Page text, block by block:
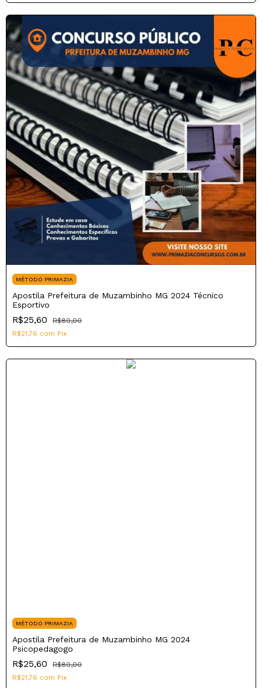
MÉTODO PRIMAZIA
Apostila Prefeitura de Muzambinho MG 2024 Técnico
Esportivo
R$25,60
R$80,00
R$21,76 com Pix
MÉTODO PRIMAZIA
Apostila Prefeitura de Muzambinho MG 2024
Psicopedagogo
R$25,60
R$80,00
R$21,76 com Pix